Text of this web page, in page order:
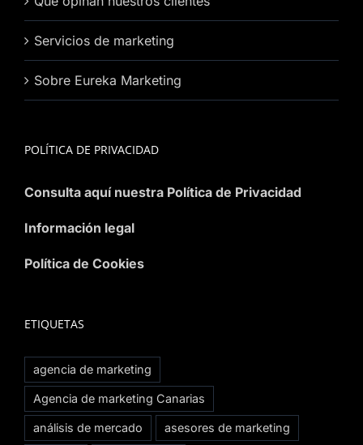
Servicios de marketing
Sobre Eureka Marketing
POLÍTICA DE PRIVACIDAD
Consulta aquí nuestra Política de Privacidad
Información legal
Política de Cookies
ETIQUETAS
agencia de marketing
Agencia de marketing Canarias
análisis de mercado asesores de marketing